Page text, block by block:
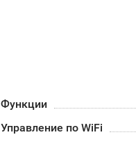
Функции
Управление по WiFi